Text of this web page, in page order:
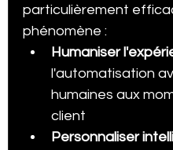
particulièrement
phénomène :
Humaniser
l'automatisation
humaines aux
client
Personnaliser